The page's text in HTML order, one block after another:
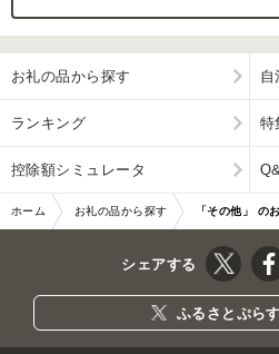
お礼の品から探す 自
ランキング 特
控除額シミュレータ
ホーム お礼の品から探す 「その他」 の
シェアする
ふるさとぷら